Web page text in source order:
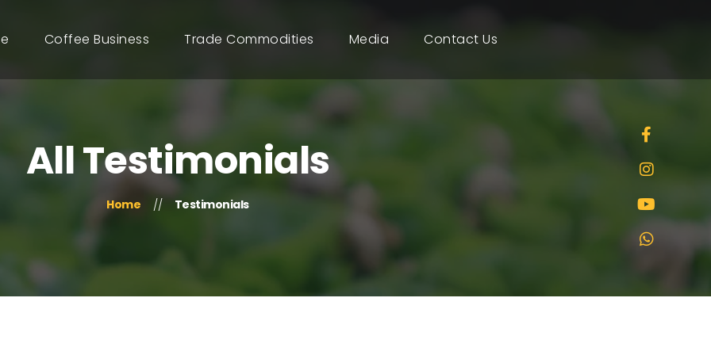
Coffee Business Trade Commodities Media Contact Us
All Testimonials
Home Testimonials